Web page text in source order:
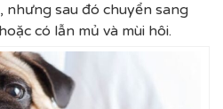
sau đó chuyển sang
có lẫn mủ và mùi hôi.